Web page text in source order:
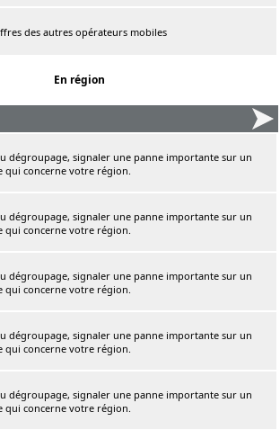
des autres opérateurs mobiles
En région
dégroupage, signaler une panne importante sur un
qui concerne votre région.
dégroupage, signaler une panne importante sur un
qui concerne votre région.
dégroupage, signaler une panne importante sur un
qui concerne votre région.
dégroupage, signaler une panne importante sur un
qui concerne votre région.
dégroupage, signaler une panne importante sur un
qui concerne votre région.